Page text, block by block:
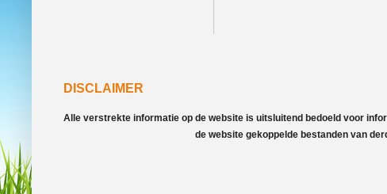
DISCLAIMER
Alle verstrekte informatie op de website is uitsluitend bedoeld voor
de website gekoppelde bestanden van